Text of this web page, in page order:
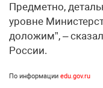
Предметно,
уровне
доложим”, –
России.
По информации edu.gov.ru